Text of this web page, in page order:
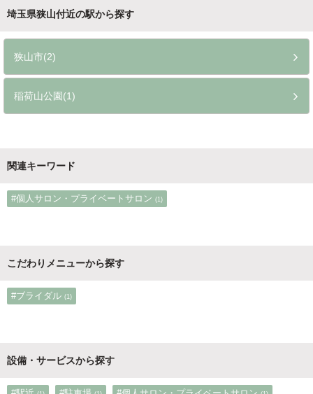
埼玉県狭山付近の駅から探す
狭山市(2)
稲荷山公園(1)
関連キーワード
#個人サロン・プライベートサロン (1)
こだわりメニューから探す
#ブライダル (1)
設備・サービスから探す